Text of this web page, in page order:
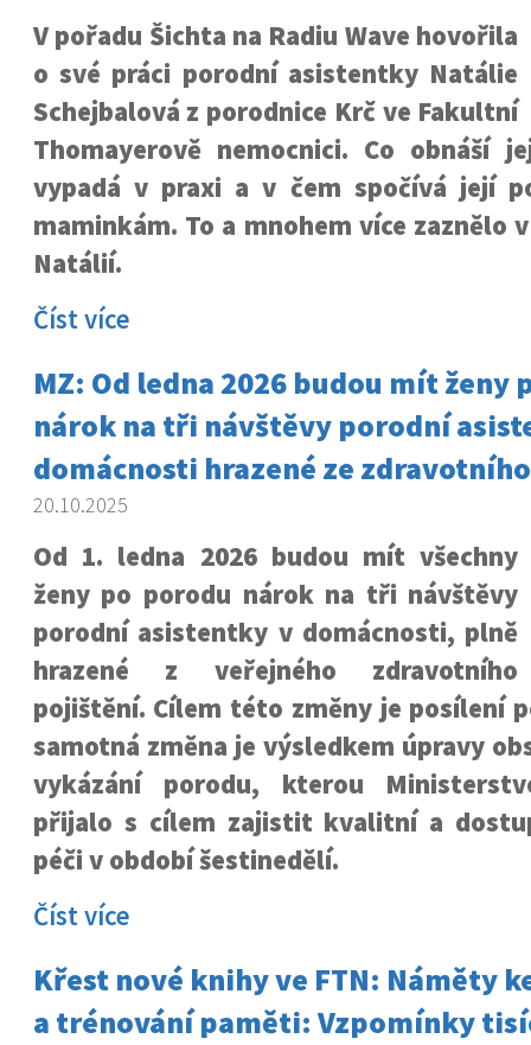
V pořadu Šichta na Radiu Wave hovořila
o své práci porodní asistentky Natálie
Schejbalová z porodnice Krč ve Fakultní
Thomayerově nemocnici. Co obnáší
vypadá v praxi a v čem spočívá její
maminkám. To a mnohem více zaznělo
Natálií.
Číst více
MZ: Od ledna 2026 budou mít ženy
nárok na tři návštěvy porodní
domácnosti hrazené ze
20.10.2025
Od 1. ledna 2026 budou mít všechny
ženy po porodu nárok na tři návštěvy
porodní asistentky v domácnosti, plně
hrazené z veřejného zdravotního
pojištění. Cílem této změny je posílení
samotná změna je výsledkem úpravy
vykázání porodu, kterou
přijalo s cílem zajistit kvalitní a
péči v období šestinedělí.
Číst více
Křest nové knihy ve FTN: Náměty
a trénování paměti: Vzpomínky